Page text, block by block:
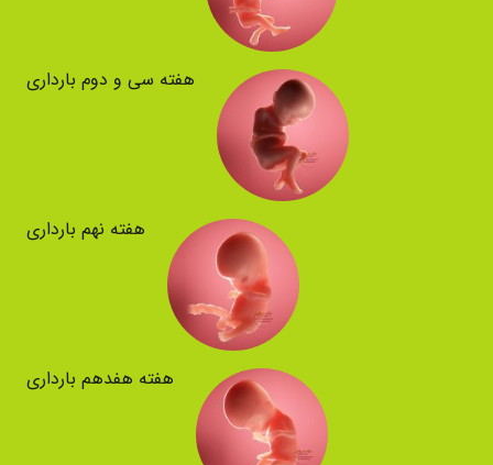
هفته سی و دوم بارداری
هفته نهم بارداری
هفته هفدهم بارداری